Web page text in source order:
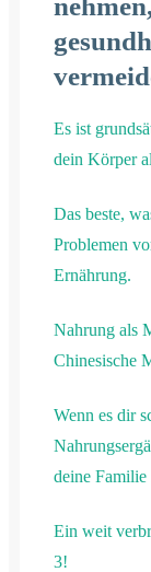
Es ist
dein Körper
Das beste,
Problemen
Ernährung.
Nahrung als
Chinesische
Wenn es dir
deine Familie
Ein weit
3!